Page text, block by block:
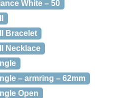
White – 50
Bracelet
Necklace
– armring – 62mm
Open